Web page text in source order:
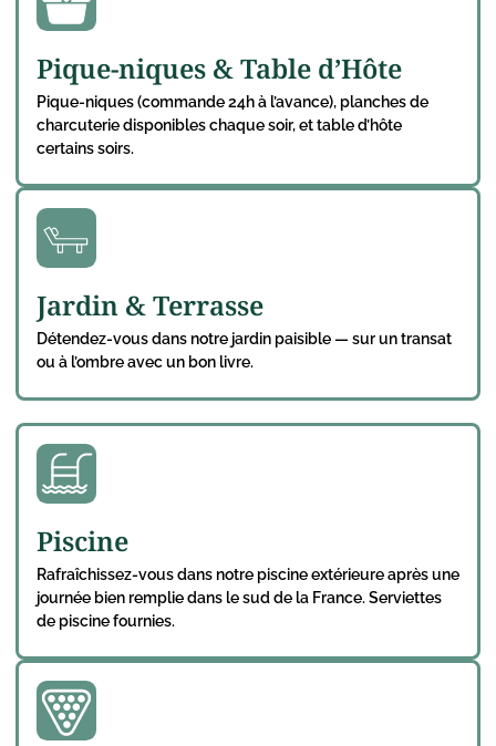
Pique-niques & Table d’Hôte
Pique-niques (commande 24h à l’avance), planches de
charcuterie disponibles chaque soir, et table d’hôte
certains soirs.
Jardin & Terrasse
Détendez-vous dans notre jardin paisible — sur un transat
ou à l’ombre avec un bon livre.
Piscine
Rafraîchissez-vous dans notre piscine extérieure après une
journée bien remplie dans le sud de la France. Serviettes
de piscine fournies.